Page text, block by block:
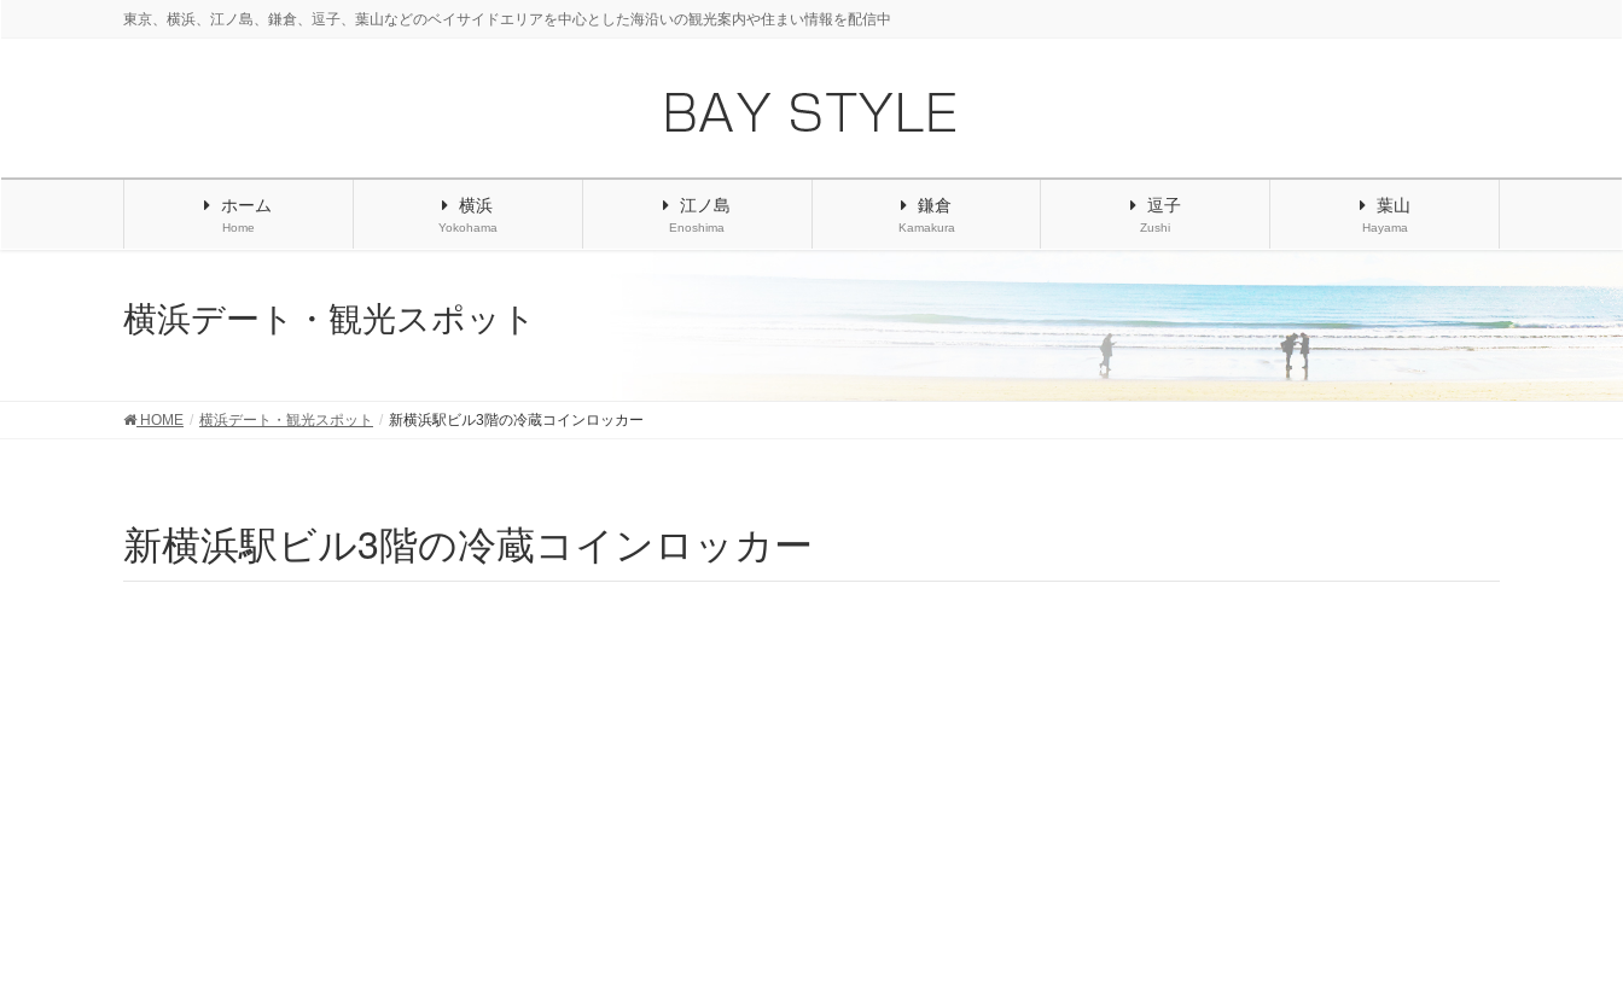
東京、横浜、江ノ島、鎌倉、逗子、葉山などのベイサイドエリアを中心とした海沿いの観光案内や住まい情報を配信中
ホーム
Home
横浜
Yokohama
江ノ島
Enoshima
鎌倉
Kamakura
逗子
Zushi
葉山
Hayama
横浜デート・観光スポット
HOME 横浜デート・観光スポット 新横浜駅ビル3階の冷蔵コインロッカー
新横浜駅ビル3階の冷蔵コインロッカー